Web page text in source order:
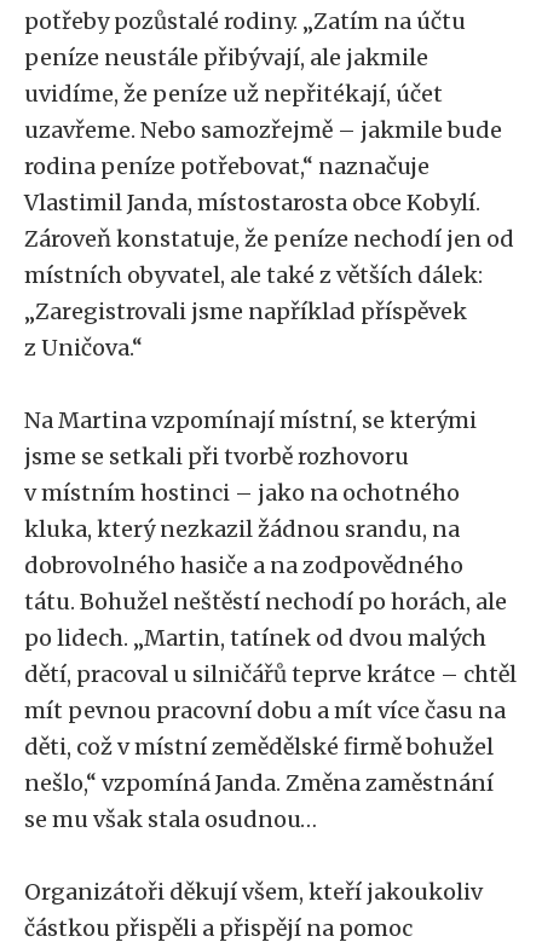
potřeby pozůstalé rodiny. „Zatím na účtu
peníze neustále přibývají, ale jakmile
uvidíme, že peníze už nepřitékají, účet
uzavřeme. Nebo samozřejmě – jakmile bude
rodina peníze potřebovat,“ naznačuje
Vlastimil Janda, místostarosta obce Kobylí.
Zároveň konstatuje, že peníze nechodí jen od
místních obyvatel, ale také z větších dálek:
„Zaregistrovali jsme například příspěvek
z Uničova.“
Na Martina vzpomínají místní, se kterými
jsme se setkali při tvorbě rozhovoru
v místním hostinci – jako na ochotného
kluka, který nezkazil žádnou srandu, na
dobrovolného hasiče a na zodpovědného
tátu. Bohužel neštěstí nechodí po horách, ale
po lidech. „Martin, tatínek od dvou malých
dětí, pracoval u silničářů teprve krátce – chtěl
mít pevnou pracovní dobu a mít více času na
děti, což v místní zemědělské firmě bohužel
nešlo,“ vzpomíná Janda. Změna zaměstnání
se mu však stala osudnou…
Organizátoři děkují všem, kteří jakoukoliv
částkou přispěli a přispějí na pomoc